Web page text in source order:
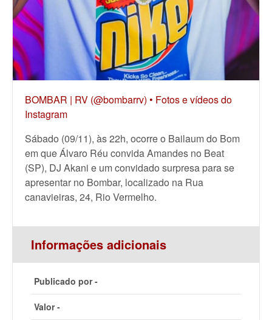
BOMBAR | RV (@bombarrv) • Fotos e vídeos do
Instagram
Sábado (09/11), às 22h, ocorre o Bailaum do Bom
em que Álvaro Réu convida Amandes no Beat
(SP), DJ Akani e um convidado surpresa para se
apresentar no Bombar, localizado na Rua
canavieiras, 24, Rio Vermelho.
Informações adicionais
Publicado por -
Valor -